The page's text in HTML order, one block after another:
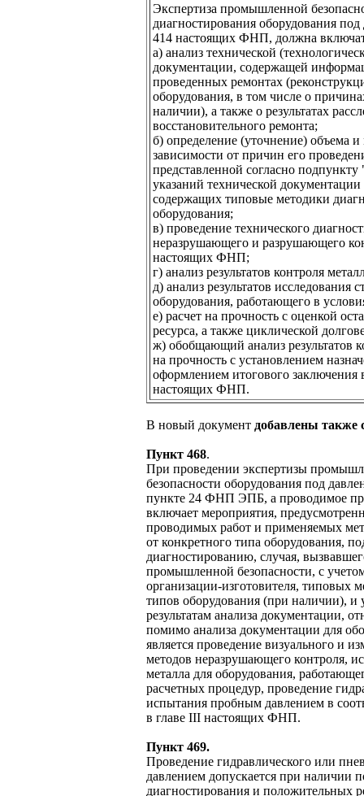
Экспертиза промышленной
диагностирования оборудования
414 настоящих ФНП, должна
а) анализ технической
документации, содержащей
проведенных ремонтах
оборудования, в том числе о
наличии), а также о результатах
восстановительного ремонта;
б) определение (уточнение) объема
зависимости от причин его
представленной согласно
указаний технической
содержащих типовые методики
оборудования;
в) проведение технического
неразрушающего и разрушающего
настоящих ФНП;
г) анализ результатов контроля
д) анализ результатов исследования
оборудования, работающего в
е) расчет на прочность с оценкой
ресурса, а также циклической
ж) обобщающий анализ результатов
на прочность с установлением
оформлением итогового заключения
настоящих ФНП.
В новый документ добавлены
Пункт 468.
При проведении экспертизы
безопасности оборудования под
пункте 24 ФНП ЭПБ, а проводимое
включает мероприятия,
проводимых работ и применяемых
от конкретного типа оборудования,
диагностированию, случая,
промышленной безопасности, с
организации-изготовителя, типовых
типов оборудования (при наличии), и
результатам анализа документации,
помимо анализа документации для
является проведение визуального и
методов неразрушающего контроля,
металла для оборудования,
расчетных процедур, проведение
испытания пробным давлением в
в главе III настоящих ФНП.
Пункт 469.
Проведение гидравлического или
давлением допускается при наличии
диагностирования и положительных